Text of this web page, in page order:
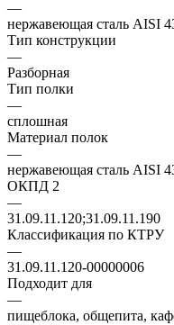
—
нержавеющая сталь AISI
Тип конструкции
—
Разборная
Тип полки
—
сплошная
Материал полок
—
нержавеющая сталь AISI
ОКПД 2
—
31.09.11.120;31.09.11.190
Классификация по КТРУ
—
31.09.11.120-00000006
Подходит для
—
пищеблока, общепита,